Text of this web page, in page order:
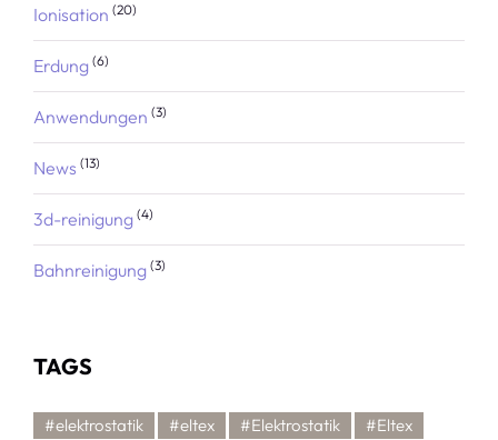
Ionisation (20)
Erdung (6)
Anwendungen (3)
News (13)
3d-reinigung (4)
Bahnreinigung (3)
TAGS
#elektrostatik #eltex #Elektrostatik
#Eltex